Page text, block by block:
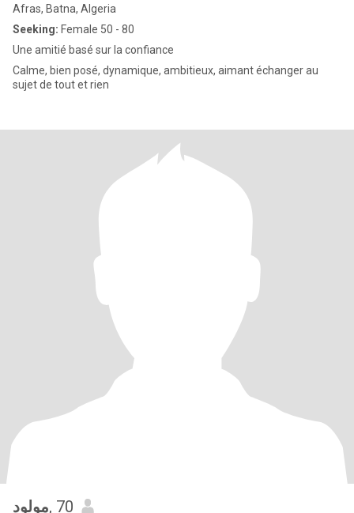
Afras, Batna, Algeria
Seeking: Female 50 - 80
Une amitié basé sur la confiance
Calme, bien posé, dynamique, ambitieux, aimant échanger au
sujet de tout et rien
مولود, 70